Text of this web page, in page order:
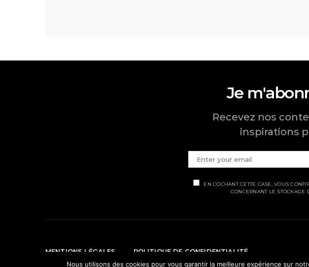
Je
Recevez nos
inspirations
EN COCHANT CETTE CASE, VOUS
CONCERNANT LE
MENTIONS LÉGALES POLITIQUE DE CONFIDENTIALITÉ
Nous utilisons des cookies pour vous garantir la meilleure expérience sur